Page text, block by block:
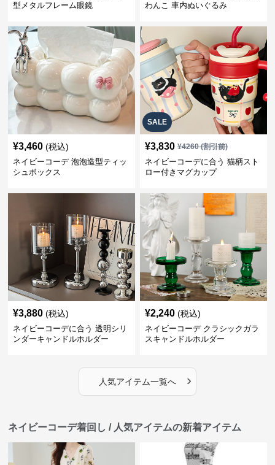
型メタルフレーム眼鏡
わんこ 車内ぬいぐるみ
¥3,460 (税込)
ネイビーコーデ 泡泡造型ティッ
シュボックス
SALE
¥3,830 ¥4260(割引前)
ネイビーコーデに合う 猫柄スト
ロー付きマグカップ
¥3,880 (税込)
ネイビーコーデに合う 透明シリ
ンダーキャンドルホルダー
¥2,240 (税込)
ネイビーコーデ クラシックガラ
スキャンドルホルダー
人気アイテム一覧へ ›
ネイビーコーデ着回し / 人気アイテムの新着アイテム